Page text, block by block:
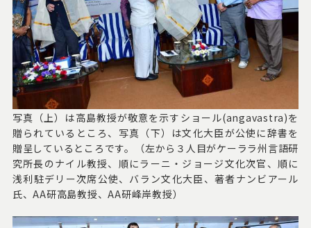
写真（上）は高島教授が敬意を示すショール(angavastra)を
贈られているところ、写真（下）は文化大臣が公使に辞書を
贈呈しているところです。（左から３人目がケーララ州言語研
究所長のナイル教授、順にラーニ・ジョージ文化次官、順に
浅利駐デリー次席公使、バラン文化大臣、著者ナンビアール
氏、AA研高島教授、AA研峰岸教授）